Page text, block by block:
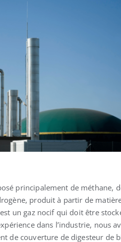
principalement de méthane,
produit à partir de
un gaz nocif qui doit être
dans l’industrie, nous
de couverture de digesteur de